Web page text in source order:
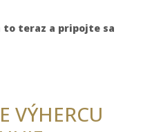
to teraz a pripojte sa
VÝHERCU